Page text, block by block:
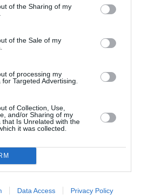
of the Sharing of my
of the Sale of my
of processing my
Targeted Advertising.
of Collection, Use,
and/or Sharing of my
that Is Unrelated with the
it was collected.
Data Access Privacy Policy
IVOIRIENNE: Charles Konan
de la course
L’opposition dans la
à Brazzaville